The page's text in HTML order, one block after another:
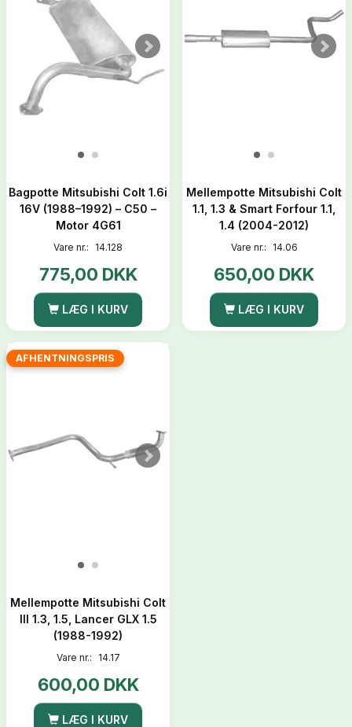
Bagpotte Mitsubishi Colt 1.6i
16V (1988–1992) – C50 –
Motor 4G61
Vare nr.: 14.128
775,00 DKK
LÆG I KURV
Mellempotte Mitsubishi Colt
1.1, 1.3 & Smart Forfour 1.1,
1.4 (2004-2012)
Vare nr.: 14.06
650,00 DKK
LÆG I KURV
AFHENTNINGSPRIS
Mellempotte Mitsubishi Colt
III 1.3, 1.5, Lancer GLX 1.5
(1988-1992)
Vare nr.: 14.17
600,00 DKK
LÆG I KURV